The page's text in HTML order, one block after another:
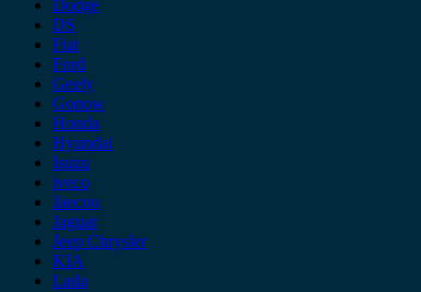
Dodge
DS
Fiat
Ford
Geely
Gonow
Honda
Hyundai
Isuzu
iveco
Jaecoo
Jaguar
Jeep Chrysler
KIA
Lada